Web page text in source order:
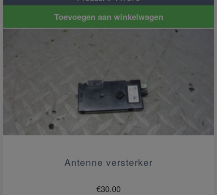
Toevoegen aan winkelwagen
Antenne versterker
€30.00